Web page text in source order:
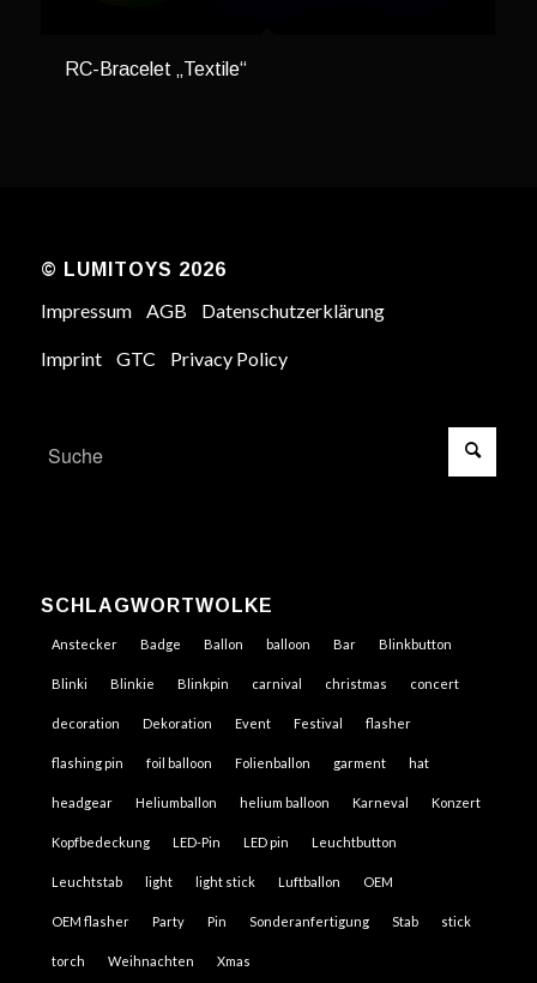
RC-Bracelet „Textile“
© LUMITOYS 2026
Impressum AGB Datenschutzerklärung
Imprint GTC Privacy Policy
SCHLAGWORTWOLKE
Anstecker Badge Ballon balloon Bar Blinkbutton
Blinki Blinkie Blinkpin carnival christmas concert
decoration Dekoration Event Festival flasher
flashing pin foil balloon Folienballon garment hat
headgear Heliumballon helium balloon Karneval Konzert
Kopfbedeckung LED-Pin LED pin Leuchtbutton
Leuchtstab light light stick Luftballon OEM
OEM flasher Party Pin Sonderanfertigung Stab stick
torch Weihnachten Xmas